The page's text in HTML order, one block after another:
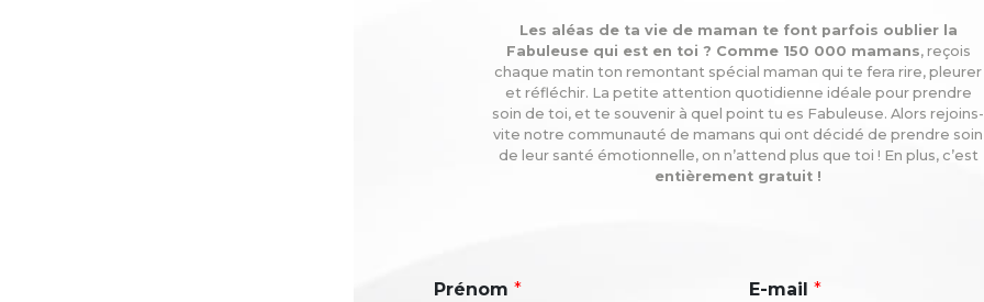
Les aléas de ta vie de maman te font parfois oublier la
Fabuleuse qui est en toi ? Comme 150 000 mamans, reçois
chaque matin ton remontant spécial maman qui te fera rire, pleurer
et réfléchir. La petite attention quotidienne idéale pour prendre
soin de toi, et te souvenir à quel point tu es Fabuleuse. Alors rejoins-
vite notre communauté de mamans qui ont décidé de prendre soin
de leur santé émotionnelle, on n’attend plus que toi ! En plus, c’est
entièrement gratuit !
Prénom* E-mail *